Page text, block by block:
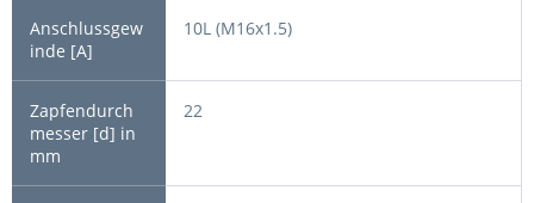
10L (M16x1.5)
22